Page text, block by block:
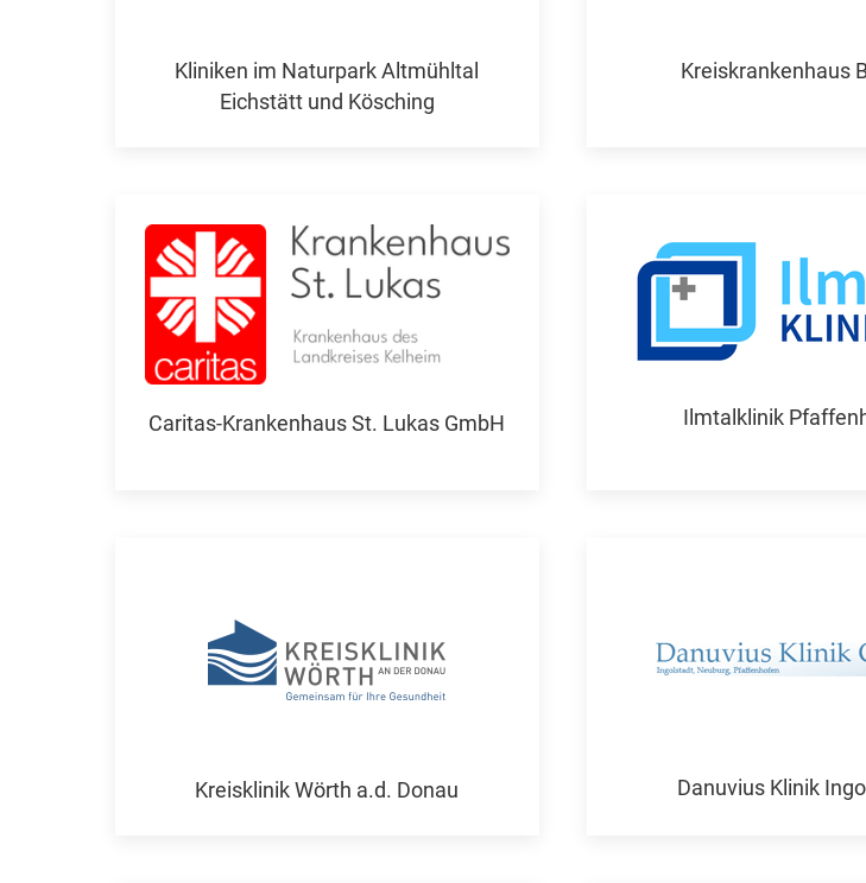
Kliniken im Naturpark Altmühltal
Eichstätt und Kösching
Kreiskrankenhaus
Caritas-Krankenhaus St. Lukas GmbH
Ilmtalklinik
Kreisklinik Wörth a.d. Donau Danuvius Klinik